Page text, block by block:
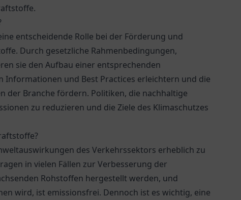
entscheidende Rolle bei der Förderung und
Durch gesetzliche Rahmenbedingungen,
sie den Aufbau einer entsprechenden
und Best Practices erleichtern und die
der Branche fördern. Politiken, die nachhaltige
zu reduzieren und die Ziele des Klimaschutzes
des Verkehrssektors erheblich zu
in vielen Fällen zur Verbesserung der
Rohstoffen hergestellt werden, und
wird, ist emissionsfrei. Dennoch ist es wichtig, eine